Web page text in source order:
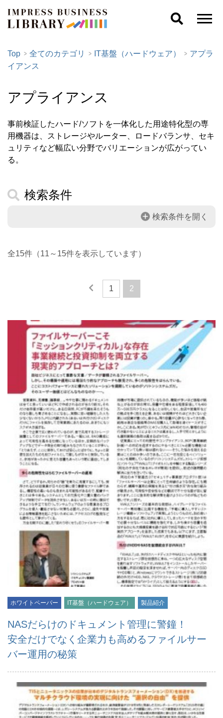
Top 全てのカテゴリ IT基盤（ハードウェア）
アプラ
イアンス
アプライアンス
事前検証したハード/ソフトを一体化した用途特化型の専
用機器は、ストレージやルーター、ロードバランサ、セキ
ュリティなど幅広い分野でバリエーションが広がってい
る。
検索条件
検索条件を開く
全15件（11～15件を表示しています）
1 2
ホワイトペーパー IT基盤（ハードウェア） 製品紹介
NASだらけのドキュメント管理に警鐘！
安全だけでなく企業力も高めるファイルサー
バー運用の秘策